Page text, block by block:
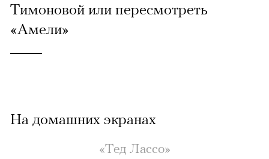
Тимоновой или пересмотреть
«Амели»
На домашних экранах
«Тед Лассо»